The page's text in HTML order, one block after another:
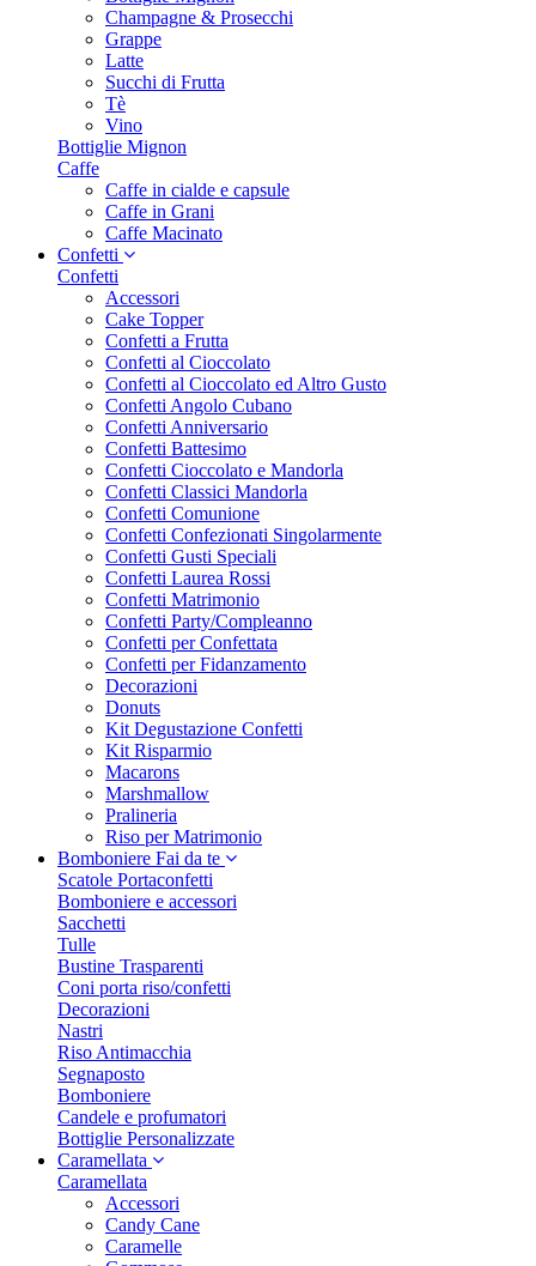
Champagne & Prosecchi
Grappe
Latte
Succhi di Frutta
Tè
Vino
Bottiglie Mignon
Caffe
Caffe in cialde e capsule
Caffe in Grani
Caffe Macinato
Confetti
Confetti
Accessori
Cake Topper
Confetti a Frutta
Confetti al Cioccolato
Confetti al Cioccolato ed Altro Gusto
Confetti Angolo Cubano
Confetti Anniversario
Confetti Battesimo
Confetti Cioccolato e Mandorla
Confetti Classici Mandorla
Confetti Comunione
Confetti Confezionati Singolarmente
Confetti Gusti Speciali
Confetti Laurea Rossi
Confetti Matrimonio
Confetti Party/Compleanno
Confetti per Confettata
Confetti per Fidanzamento
Decorazioni
Donuts
Kit Degustazione Confetti
Kit Risparmio
Macarons
Marshmallow
Pralineria
Riso per Matrimonio
Bomboniere Fai da te
Scatole Portaconfetti
Bomboniere e accessori
Sacchetti
Tulle
Bustine Trasparenti
Coni porta riso/confetti
Decorazioni
Nastri
Riso Antimacchia
Segnaposto
Bomboniere
Candele e profumatori
Bottiglie Personalizzate
Caramellata
Caramellata
Accessori
Candy Cane
Caramelle